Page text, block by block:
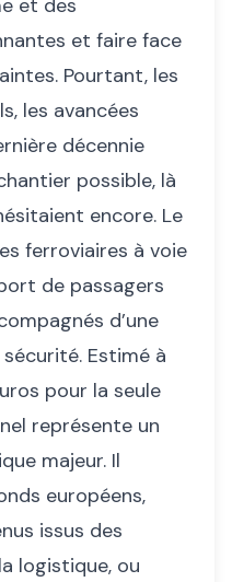
et des
et faire face
Pourtant, les
les avancées
décennie
possible, là
encore. Le
ferroviaires à voie
de passagers
d’une
Estimé à
pour la seule
représente un
majeur. Il
européens,
issus des
logistique, ou